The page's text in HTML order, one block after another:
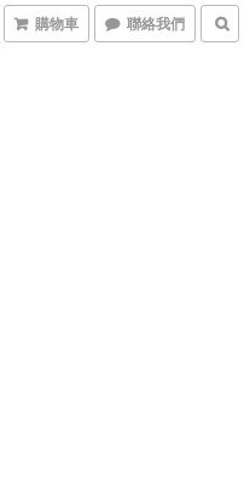
購物車 聯絡我們